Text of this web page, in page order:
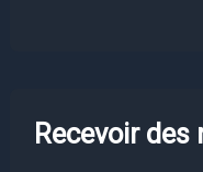
Recevoir